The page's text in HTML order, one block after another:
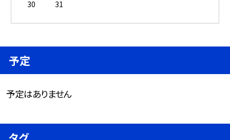
30
31
予定
予定はありません